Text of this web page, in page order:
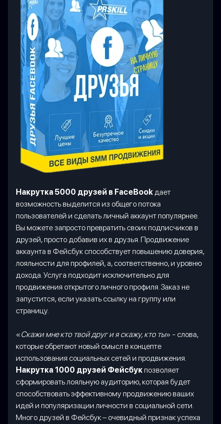
Накрутка 5000 друзей в FaceBook дает
возможность выделится из общего потока
пользователей и сделать личный аккаунт популярнее.
Вы можете запросто превратить своих подписчиков в
друзей, просто добавив их в друзья. Продвижение
аккаунта в Фейсбук способствует повышению доверия,
лояльности для профилей, а, соответственно, и уровню
дохода. Услуга подходит исключительно для
продвижения открытого личного профиля. Заказ не
запустится, если указать ссылку на группу или
страницу.
«Скажи мне кто твой друг и я скажу, кто ты» - слова,
которые обретают новый смысл в концепте
использования социальных сетей и продвижения.
Накрутка 1000 друзей Фейсбукпозволяет
сформировать лояльную аудиторию, которая будет
способствовать эффективному продвижению ваших
идей и популяризации личности в социальной сети.
Много друзей в Фейсбук – очевидный признак успеха